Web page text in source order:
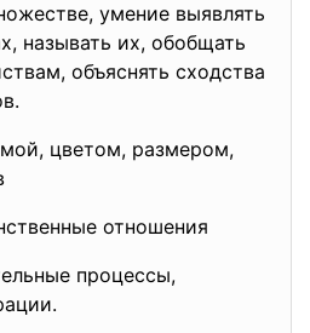
умение выявлять
называть их, обобщать
объяснять сходства
цветом, размером,
отношения
процессы,